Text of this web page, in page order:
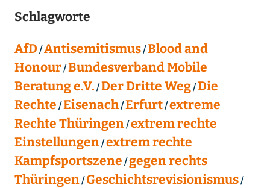
Schlagworte
AfD Antisemitismus Blood and
Honour Bundesverband Mobile
Beratung e.V. Der Dritte Weg Die
Rechte Eisenach Erfurt extreme
Rechte Thüringen extrem rechte
Einstellungen extrem rechte
Kampfsportszene gegen rechts
Thüringen Geschichtsrevisionismus